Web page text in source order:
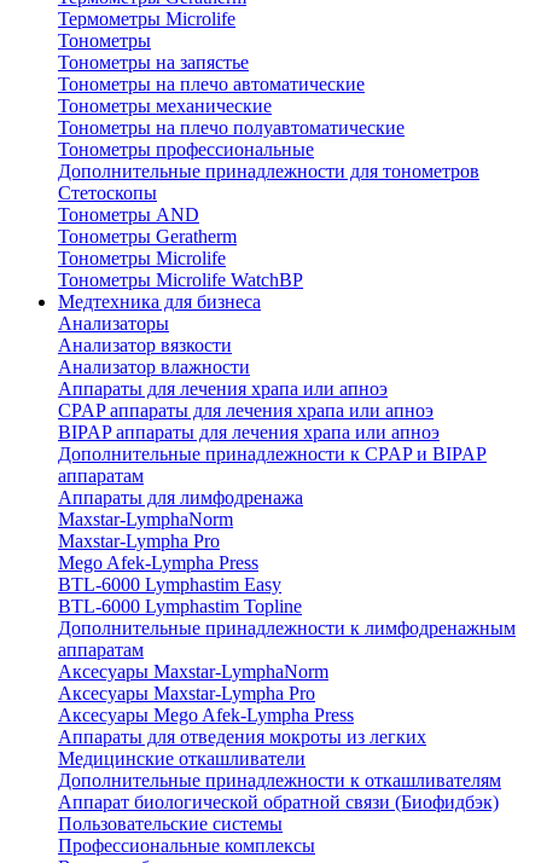
Термометры Microlife
Тонометры
Тонометры на запястье
Тонометры на плечо автоматические
Тонометры механические
Тонометры на плечо полуавтоматические
Тонометры профессиональные
Дополнительные принадлежности для тонометров
Стетоскопы
Тонометры AND
Тонометры Geratherm
Тонометры Microlife
Тонометры Microlife WatchBP
Медтехника для бизнеса
Анализаторы
Анализатор вязкости
Анализатор влажности
Аппараты для лечения храпа или апноэ
CPAP аппараты для лечения храпа или апноэ
BIPAP аппараты для лечения храпа или апноэ
Дополнительные принадлежности к CPAP и BIPAP
аппаратам
Аппараты для лимфодренажа
Maxstar-LymphaNorm
Maxstar-Lympha Pro
Mego Afek-Lympha Press
BTL-6000 Lymphastim Easy
BTL-6000 Lymphastim Topline
Дополнительные принадлежности к лимфодренажным
аппаратам
Аксесуары Maxstar-LymphaNorm
Аксесуары Maxstar-Lympha Pro
Аксесуары Mego Afek-Lympha Press
Аппараты для отведения мокроты из легких
Медицинские откашливатели
Дополнительные принадлежности к откашливателям
Аппарат биологической обратной связи (Биофидбэк)
Пользовательские системы
Профессиональные комплексы